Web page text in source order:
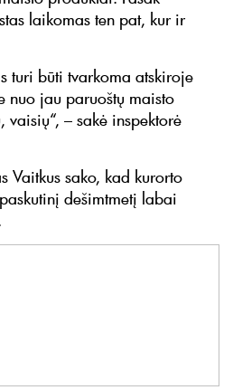
laikomas ten pat, kur ir
turi būti tvarkoma atskiroje
nuo jau paruoštų maisto
– sakė inspektorė
Vaitkus sako, kad kurorto
dešimtmetį labai